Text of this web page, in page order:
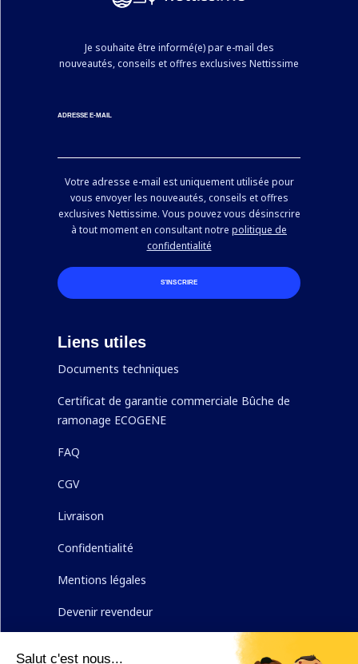
Je souhaite être informé(e) par e-mail des
nouveautés, conseils et offres exclusives Nettissime
ADRESSE E-MAIL
Votre adresse e-mail est uniquement utilisée pour
vous envoyer les nouveautés, conseils et offres
exclusives Nettissime. Vous pouvez vous désinscrire
à tout moment en consultant notre politique de
confidentialité
S’INSCRIRE
Liens utiles
Documents techniques
Certificat de garantie commerciale Bûche de
ramonage ECOGENE
FAQ
CGV
Livraison
Confidentialité
Mentions légales
Devenir revendeur